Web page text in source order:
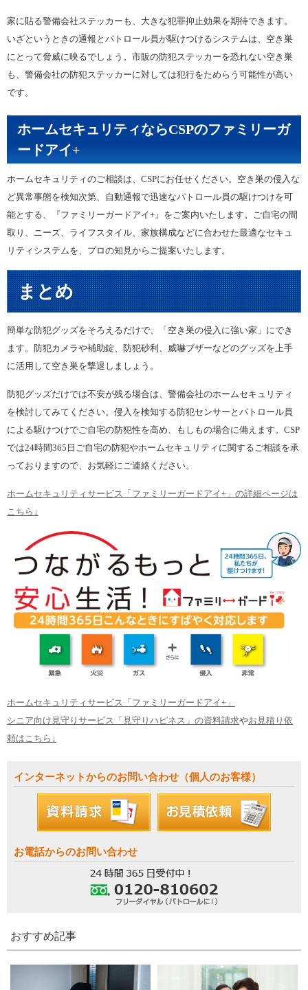
家に貼る警備会社ステッカーも、大きな犯罪抑止効果を期待できます。
いざというときの通報とパトロール員が駆けつけるシステムは、空き巣
にとって脅威に映るでしょう。市販の防犯ステッカーを恐れない空き巣
も、警備会社の防犯ステッカーに対しては犯行をためらう可能性が高い
です。
ホームセキュリティならCSPのファミリーガ
ードアイ+
ホームセキュリティのご相談は、CSPにお任せください。空き巣の侵入な
ど異常事態を検知次第、自動通報で迅速なパトロール員の駆けつけを可
能とする、『ファミリーガードアイ+』をご案内いたします。ご自宅の間
取り、ニーズ、ライフスタイル、家族構成などに合わせた最適なセキュ
リティシステムを、プロの知見からご提案いたします。
まとめ
簡単な防犯グッズをそろえるだけで、「空き巣の侵入に強い家」にでき
ます。防犯カメラや補助錠、防犯砂利、威嚇ブザーなどのグッズを上手
に活用して空き巣を撃退しましょう。
防犯グッズだけでは不安が残る場合は、警備会社のホームセキュリティ
を検討してみてください。侵入を検知する防犯センサーとパトロール員
による駆けつけでご自宅の防犯性を高め、もしもの場合に備えます。CSP
では24時間365日ご自宅の防犯やホームセキュリティに関するご相談を承
っておりますので、お気軽にご連絡ください。
ホームセキュリティサービス「ファミリーガードアイ+」の詳細ページは
こちら↓
ホームセキュリティサービス「ファミリーガードアイ+」
シニア向け見守りサービス「見守りハピネス」の資料請求やお見積り依
頼はこちら↓
インターネットからのお問い合わせ（個人のお客様）
お電話からのお問い合わせ
おすすめ記事